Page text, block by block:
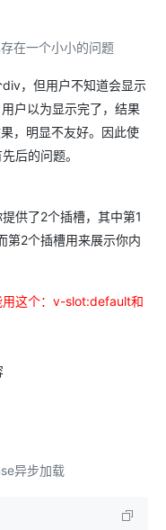
在一个小小的问题
，但用户不知道会显示
户以为显示完了，结果
，明显不友好。因此使
后的问题。
供了2个插槽，其中第1
第2个插槽用来展示你内
用这个：v-slot:default和
异步加载